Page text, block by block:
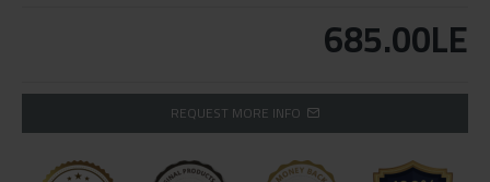
685.00LE
REQUEST MORE INFO